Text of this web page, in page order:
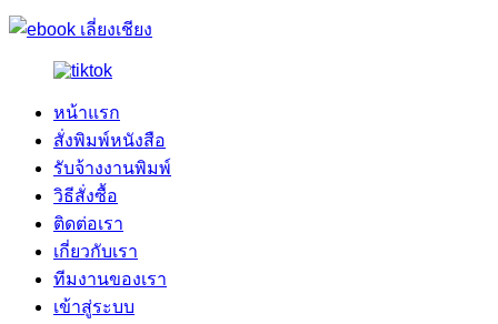
หน้าแรก
สั่งพิมพ์หนังสือ
รับจ้างงานพิมพ์
วิธีสั่งซื้อ
ติดต่อเรา
เกี่ยวกับเรา
ทีมงานของเรา
เข้าสู่ระบบ